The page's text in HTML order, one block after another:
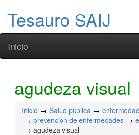
Tesauro SAIJ
Inicio
agudeza visual
Inicio Salud pública
prevención de enfermedades
agudeza visual